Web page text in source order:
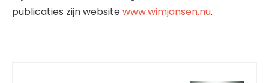
publicaties zijn websitewww.wimjansen.nu.